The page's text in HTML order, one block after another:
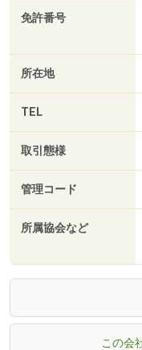
免許番号
所在地
TEL
取引態様
管理コード
所属協会など
この会